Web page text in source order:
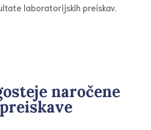
laboratorijskih preiskav.
naročene